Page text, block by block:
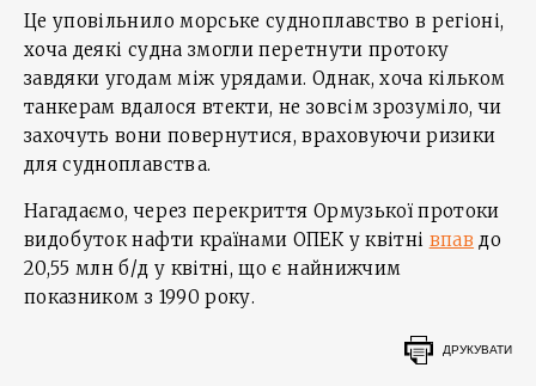
Це уповільнило морське судноплавство в регіоні,
хоча деякі судна змогли перетнути протоку
завдяки угодам між урядами. Однак, хоча кільком
танкерам вдалося втекти, не зовсім зрозуміло, чи
захочуть вони повернутися, враховуючи ризики
для судноплавства.
Нагадаємо, через перекриття Ормузької протоки
видобуток нафти країнами ОПЕК у квітні впав до
20,55 млн б/д у квітні, що є найнижчим
показником з 1990 року.
ДРУКУВАТИ